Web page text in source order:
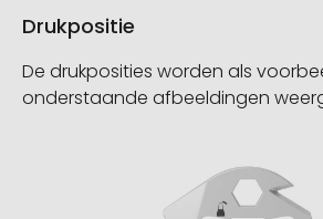
Drukpositie
De drukposities worden als
onderstaande afbeeldingen